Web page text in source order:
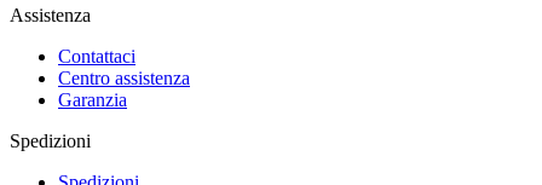
Assistenza
Contattaci
Centro assistenza
Garanzia
Spedizioni